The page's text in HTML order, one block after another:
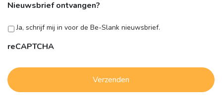
Nieuwsbrief ontvangen?
Ja, schrijf mij in voor de Be-Slank nieuwsbrief.
reCAPTCHA